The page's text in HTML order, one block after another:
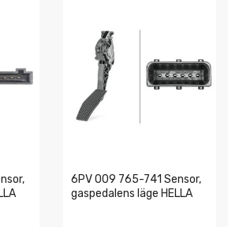
6PV 009 765-741 Sensor,
gaspedalens läge HELLA